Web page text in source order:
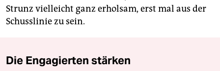
Strunz vielleicht ganz erholsam, erst mal aus der
Schusslinie zu sein.
Die Engagierten stärken